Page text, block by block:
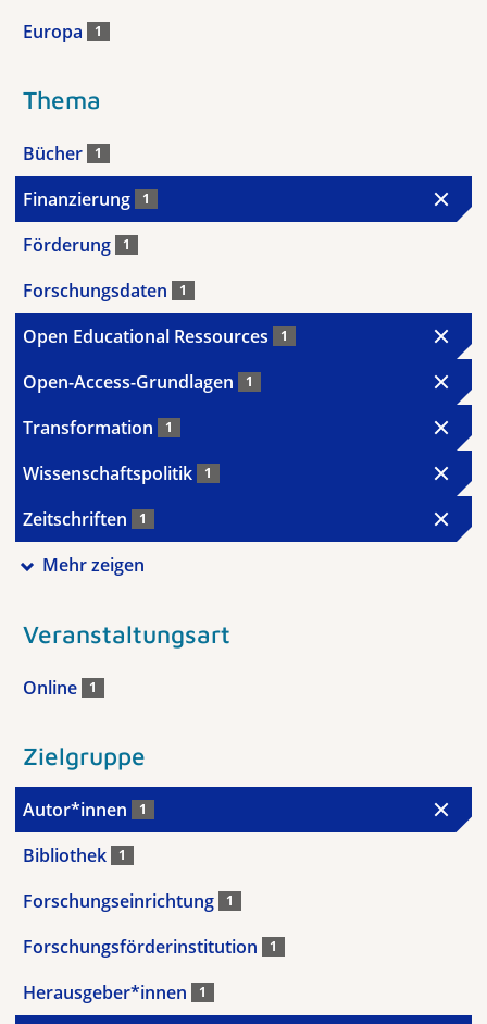
Europa 1
Thema
Bücher 1
Finanzierung 1
Förderung 1
Forschungsdaten 1
Open Educational Ressources 1
Open-Access-Grundlagen 1
Transformation 1
Wissenschaftspolitik 1
Zeitschriften 1
Mehr zeigen
Veranstaltungsart
Online 1
Zielgruppe
Autor*innen 1
Bibliothek 1
Forschungseinrichtung 1
Forschungsförderinstitution 1
Herausgeber*innen 1